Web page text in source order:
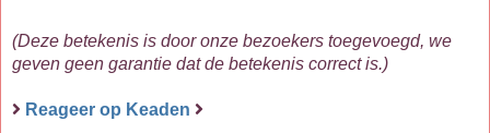
(Deze betekenis is door onze bezoekers toegevoegd, we
geven geen garantie dat de betekenis correct is.)
Reageer op Keaden